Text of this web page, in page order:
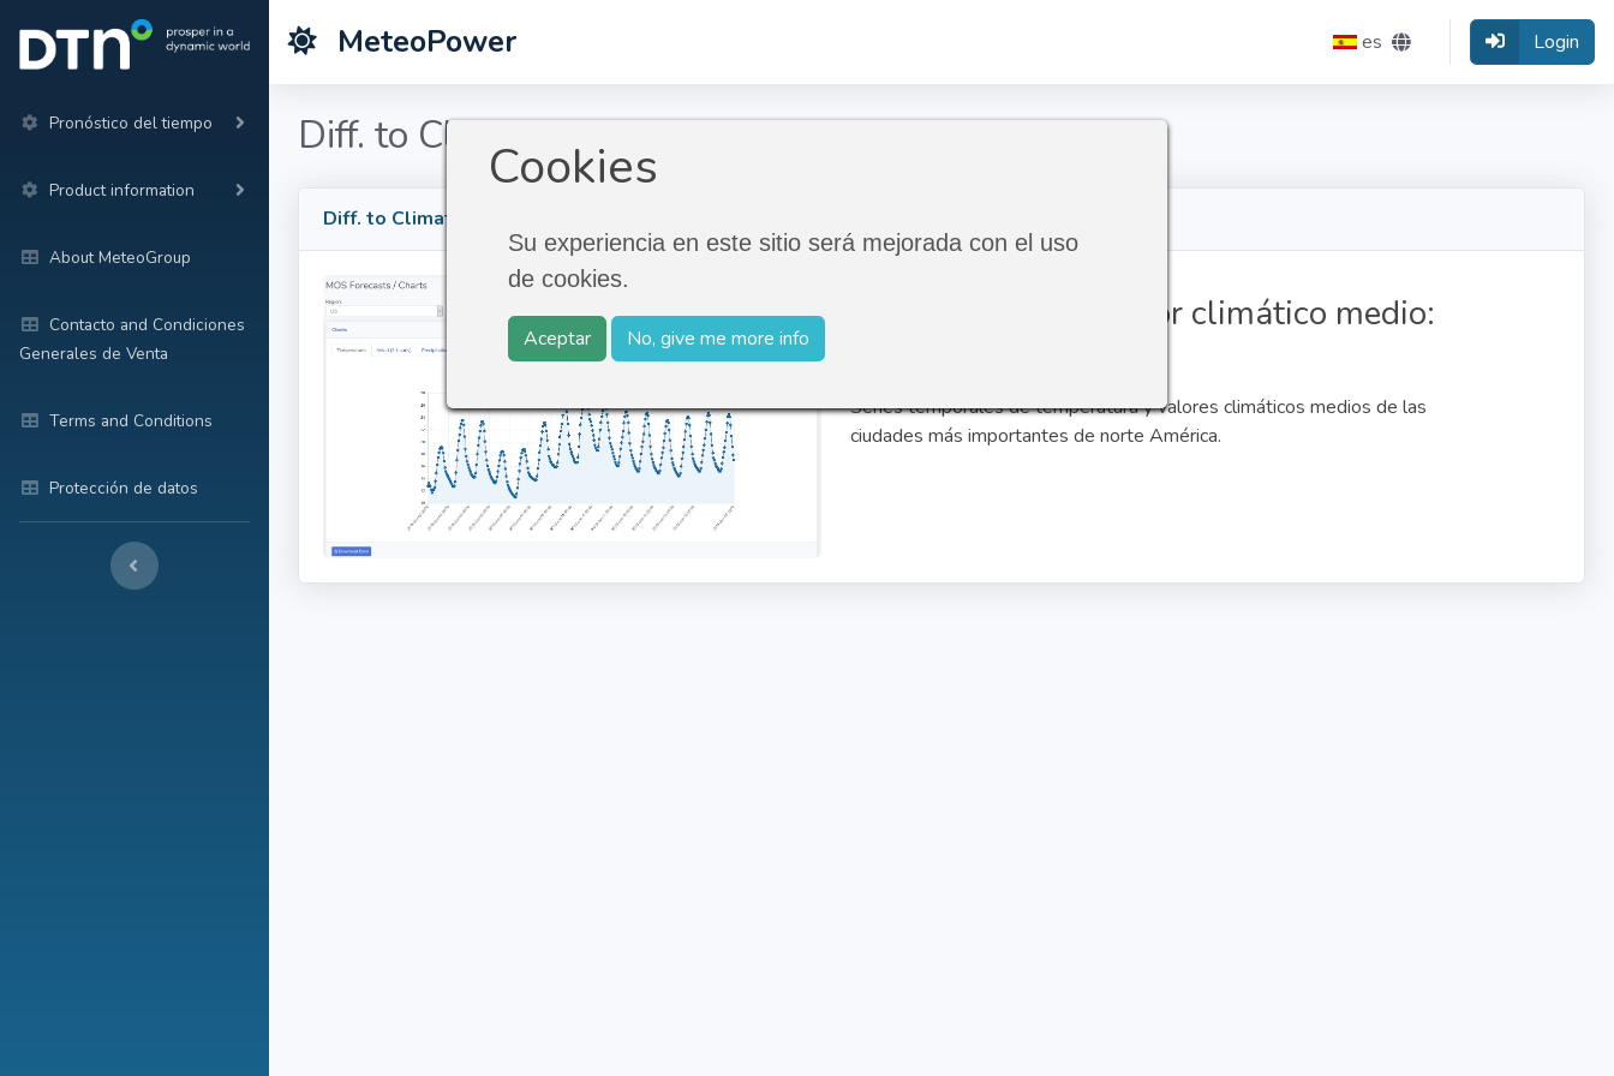
Cookies
Su experiencia en este sitio será mejorada con el uso
de cookies.
Aceptar No, give me more info
Pronóstico del tiempo
Product information
About MeteoGroup
Contacto and Condiciones
Generales de Venta
Terms and Conditions
Protección de datos
MeteoPower es Login
Diff. to Climate Northern America
Diff. to Climate Northern America
Diferencia con el valor climático medio:
Series temporales de temperatura y valores climáticos medios de las
ciudades más importantes de norte América.